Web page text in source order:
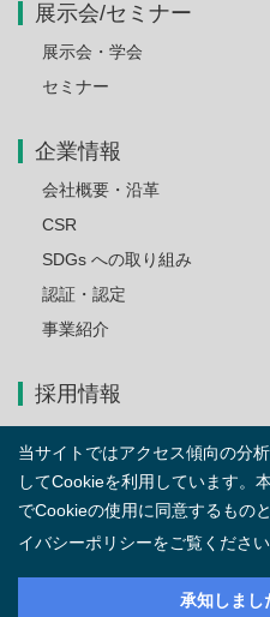
当サイトではアクセス傾向の分
してCookieを利用しています。
でCookieの使用に同意するもの
イバシーポリシーをご覧ください
承知しまし
展示会/セミナー
展示会・学会
セミナー
企業情報
会社概要・沿革
CSR
SDGs への取り組み
認証・認定
事業紹介
採用情報
お問い合わせ
サイトマップ
ご利用上の注意とプライバシーポ